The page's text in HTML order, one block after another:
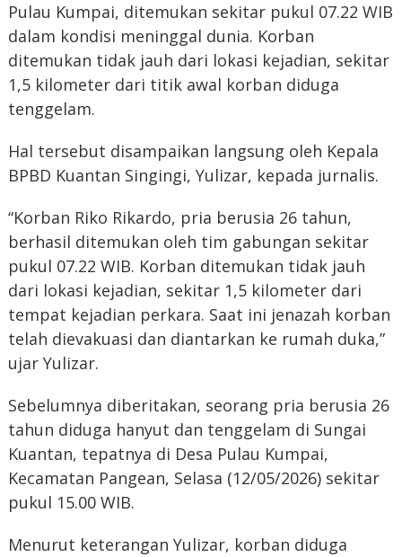
Pulau Kumpai, ditemukan sekitar pukul 07.22 WIB
dalam kondisi meninggal dunia. Korban
ditemukan tidak jauh dari lokasi kejadian, sekitar
1,5 kilometer dari titik awal korban diduga
tenggelam.
Hal tersebut disampaikan langsung oleh Kepala
BPBD Kuantan Singingi, Yulizar, kepada jurnalis.
“Korban Riko Rikardo, pria berusia 26 tahun,
berhasil ditemukan oleh tim gabungan sekitar
pukul 07.22 WIB. Korban ditemukan tidak jauh
dari lokasi kejadian, sekitar 1,5 kilometer dari
tempat kejadian perkara. Saat ini jenazah korban
telah dievakuasi dan diantarkan ke rumah duka,”
ujar Yulizar.
Sebelumnya diberitakan, seorang pria berusia 26
tahun diduga hanyut dan tenggelam di Sungai
Kuantan, tepatnya di Desa Pulau Kumpai,
Kecamatan Pangean, Selasa (12/05/2026) sekitar
pukul 15.00 WIB.
Menurut keterangan Yulizar, korban diduga